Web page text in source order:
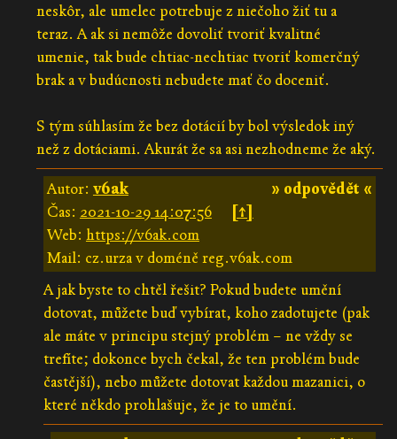
neskôr, ale umelec potrebuje z niečoho žiť tu a
teraz. A ak si nemôže dovoliť tvoriť kvalitné
umenie, tak bude chtiac-nechtiac tvoriť komerčný
brak a v budúcnosti nebudete mať čo doceniť.
S tým súhlasím že bez dotácií by bol výsledok iný
než z dotáciami. Akurát že sa asi nezhodneme že aký.
» odpovědět «
Autor: v6ak
Čas: 2021-10-29 14:07:56
[↑]
Web: https://v6ak.com
Mail: cz.urza v doméně reg.v6ak.com
A jak byste to chtěl řešit? Pokud budete umění
dotovat, můžete buď vybírat, koho zadotujete (pak
ale máte v principu stejný problém – ne vždy se
trefíte; dokonce bych čekal, že ten problém bude
častější), nebo můžete dotovat každou mazanici, o
které někdo prohlašuje, že je to umění.